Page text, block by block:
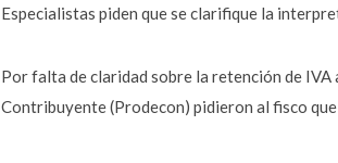
Especialistas piden que se clarifique la
Por falta de claridad sobre la retención de
Contribuyente (Prodecon) pidieron al fisco